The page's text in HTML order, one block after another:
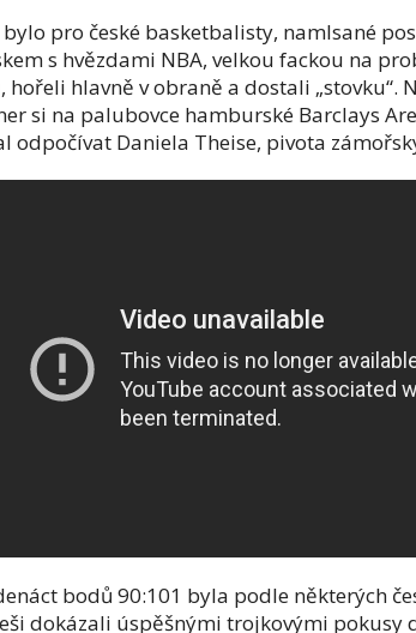
pro české basketbalisty, namlsané
s hvězdami NBA, velkou fackou na
hlavně v obraně a dostali „stovku“.
si na palubovce hamburské Barclays
odpočívat Daniela Theise, pivota
bodů 90:101 byla podle některých
dokázali úspěšnými trojkovými pokusy